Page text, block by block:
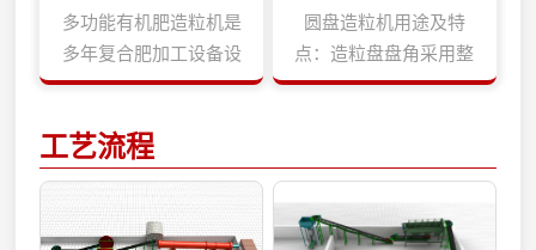
大量能源。新型有机肥
造粒机特点：·生产的颗
粒为球状。·有机物含量
粒。·利用有机物微粒在
作用力下，能互相镶嵌
需要加粘结剂。·颗粒坚
Φ1000、Φ1200、
Φ1800、Φ2000等规
格，也可根据用户要
的外壳均采用加厚的无
会变形。搅齿造粒机优
多功能有机肥造粒机是
多年复合肥加工设备设
计、生产经验研制而成
对发酵后的各种有机物
进行造粒，突破常规的
前不用对原料进行干
圆盘造粒机用途及特
点：造粒盘盘角采用整
体圆弧结构,成粒率可达
作业,大大降低了劳动强
度,提高了劳动效率,减
速机与电动机采用柔性
工艺流程